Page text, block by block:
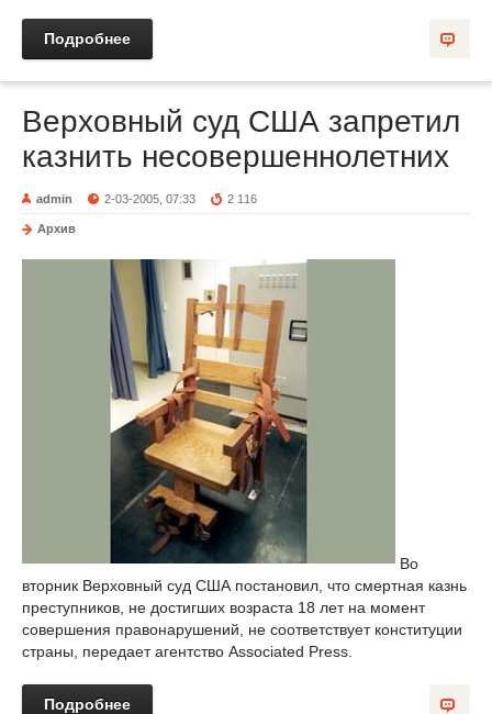
Подробнее
Верховный суд США запретил
казнить несовершеннолетних
admin 2-03-2005, 07:33 2 116
Архив
Во
вторник Верховный суд США постановил, что смертная казнь
преступников, не достигших возраста 18 лет на момент
совершения правонарушений, не соответствует конституции
страны, передает агентство Associated Press.
Подробнее